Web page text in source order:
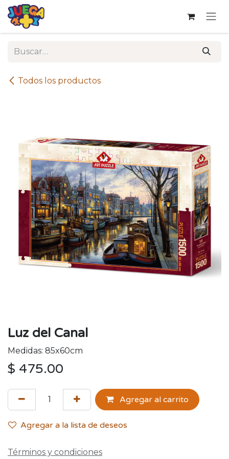
Ir al contenido
Todos los productos
Luz del Canal
Medidas: 85x60cm
$ 475.00
Agregar al carrito
Agregar a la lista de deseos
Términos y condiciones